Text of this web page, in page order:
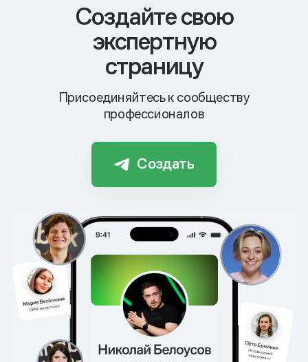
Cоздайте свою
экспертную
страницу
Присоединяйтесь к сообществу
профессионалов
Создать